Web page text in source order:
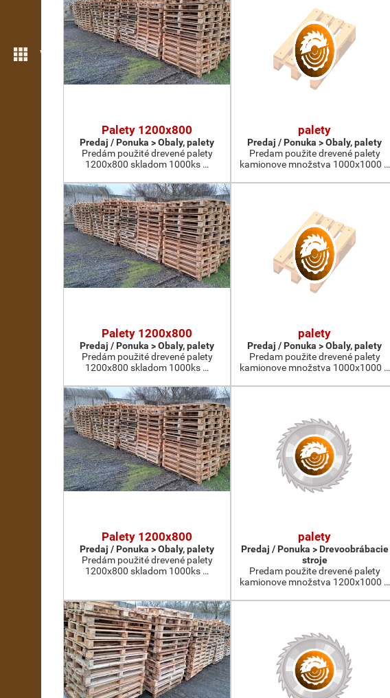
Viac možností
Palety 1200x800
Predaj / Ponuka > Obaly, palety
Predám použité drevené palety
1200x800 skladom 1000ks …
palety
Predaj / Ponuka > Obaly, palety
Predam použite drevené palety
kamionove množstva 1000x1000 …
Palety 1200x800
Predaj / Ponuka > Obaly, palety
Predám použité drevené palety
1200x800 skladom 1000ks …
palety
Predaj / Ponuka > Obaly, palety
Predam použite drevené palety
kamionove množstva 1000x1000 …
Palety 1200x800
Predaj / Ponuka > Obaly, palety
Predám použité drevené palety
1200x800 skladom 1000ks …
palety
Predaj / Ponuka > Drevoobrábacie
stroje
Predam použite drevené palety
kamionove množstva 1200x1000 …